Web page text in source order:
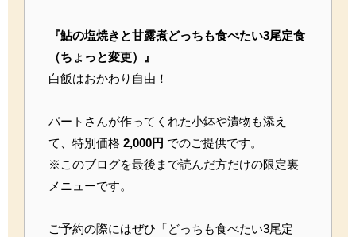
『鮎の塩焼きと甘露煮どっちも食べたい3尾定食
（ちょっと変更）』
白飯はおかわり自由！
パートさんが作ってくれた小鉢や漬物も添え
て、特別価格 2,000円 でのご提供です。
※このブログを最後まで読んだ方だけの限定裏
メニューです。
ご予約の際にはぜひ「どっちも食べたい3尾定